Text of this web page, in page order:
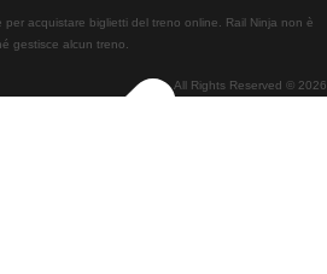
Da Lisbon A Braga
Da Braga A Lisbona All Rights Reserved © 2026
per acquistare biglietti del treno online. Rail Ninja non è
gestisce alcun treno.